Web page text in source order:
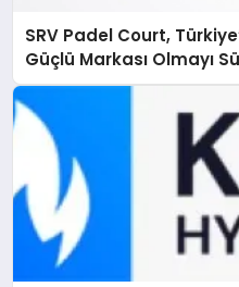
SRV Padel Court,
Güçlü Markası Olmayı